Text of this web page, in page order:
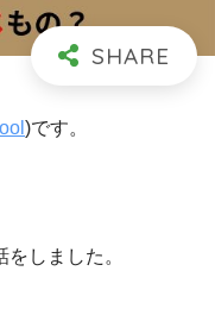
)です。
しました。